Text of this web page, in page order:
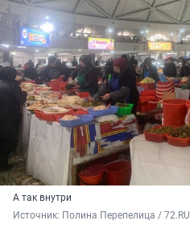
А так внутри
Источник: Полина Перепелица / 72.RU